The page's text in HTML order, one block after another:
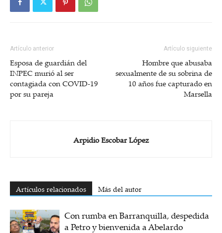
Artículo anterior
Esposa de guardián del
INPEC murió al ser
contagiada con COVID-19
por su pareja
Artículo siguiente
Hombre que abusaba
sexualmente de su sobrina de
10 años fue capturado en
Marsella
Arpidio Escobar López
Artículos relacionados Más del autor
Con rumba en Barranquilla, despedida
a Petro y bienvenida a Abelardo